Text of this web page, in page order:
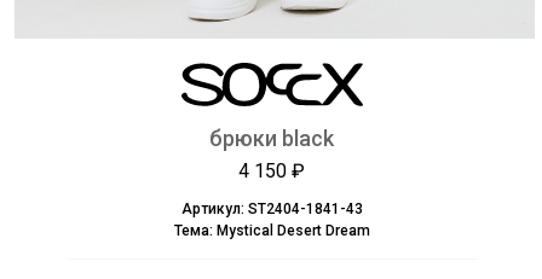
брюки black
4 150 ₽
Артикул: ST2404-1841-43
Тема: Mystical Desert Dream